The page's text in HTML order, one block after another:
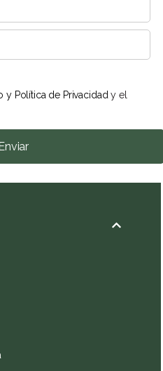
y Política de Privacidad y el